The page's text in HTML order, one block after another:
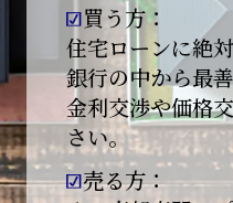
2026-01-09
【新年あけましてお
本日より始業いたしま
昨年は多くのご縁とご
感謝申し上げます。
本年も地域に根ざし、
買う方：
住宅ローンに絶
銀行の中から最
金利交渉や価格
さい。
売る方：